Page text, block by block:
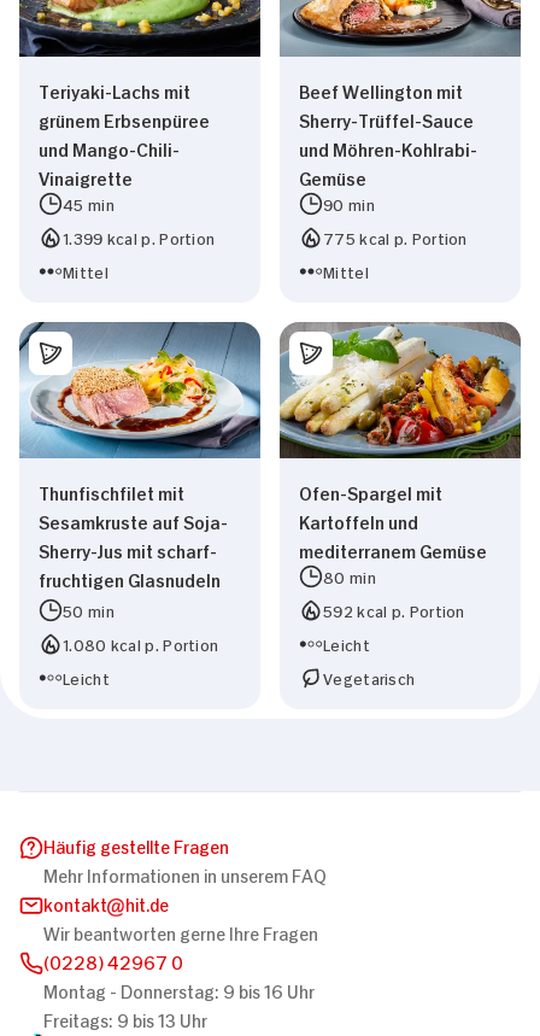
Teriyaki-Lachs mit
grünem Erbsenpüree
und Mango-Chili-
Vinaigrette
45 min
1.399 kcal p. Portion
Mittel
Beef Wellington mit
Sherry-Trüffel-Sauce
und Möhren-Kohlrabi-
Gemüse
90 min
775 kcal p. Portion
Mittel
Thunfischfilet mit
Sesamkruste auf Soja-
Sherry-Jus mit scharf-
fruchtigen Glasnudeln
50 min
1.080 kcal p. Portion
Leicht
Ofen-Spargel mit
Kartoffeln und
mediterranem Gemüse
80 min
592 kcal p. Portion
Leicht
Vegetarisch
Häufig gestellte Fragen
Mehr Informationen in unserem FAQ
kontakt
hit.de
Wir beantworten gerne Ihre Fragen
(0228) 42967 0
Montag - Donnerstag: 9 bis 16 Uhr
Freitags: 9 bis 13 Uhr